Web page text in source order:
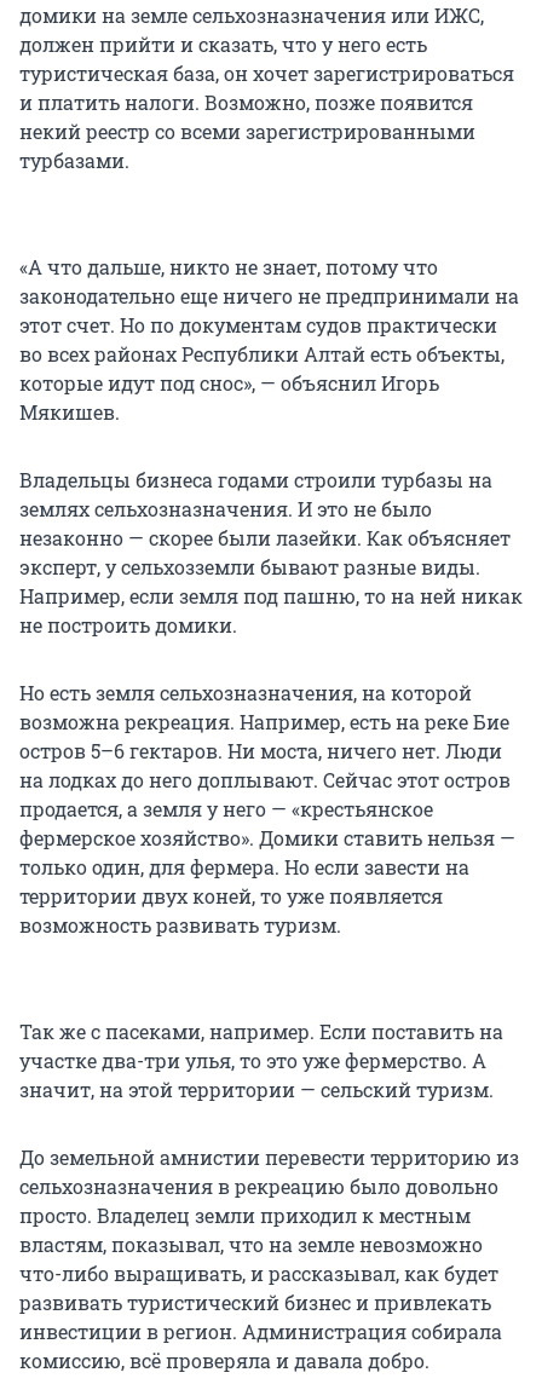
домики на земле сельхозназначения или ИЖС,
должен прийти и сказать, что у него есть
туристическая база, он хочет зарегистрироваться
и платить налоги. Возможно, позже появится
некий реестр со всеми зарегистрированными
турбазами.
«А что дальше, никто не знает, потому что
законодательно еще ничего не предпринимали на
этот счет. Но по документам судов практически
во всех районах Республики Алтай есть объекты,
которые идут под снос», — объяснил Игорь
Мякишев.
Владельцы бизнеса годами строили турбазы на
землях сельхозназначения. И это не было
незаконно — скорее были лазейки. Как объясняет
эксперт, у сельхозземли бывают разные виды.
Например, если земля под пашню, то на ней никак
не построить домики.
Но есть земля сельхозназначения, на которой
возможна рекреация. Например, есть на реке Бие
остров 5–6 гектаров. Ни моста, ничего нет. Люди
на лодках до него доплывают. Сейчас этот остров
продается, а земля у него — «крестьянское
фермерское хозяйство». Домики ставить нельзя —
только один, для фермера. Но если завести на
территории двух коней, то уже появляется
возможность развивать туризм.
Так же с пасеками, например. Если поставить на
участке два-три улья, то это уже фермерство. А
значит, на этой территории — сельский туризм.
До земельной амнистии перевести территорию из
сельхозназначения в рекреацию было довольно
просто. Владелец земли приходил к местным
властям, показывал, что на земле невозможно
что-либо выращивать, и рассказывал, как будет
развивать туристический бизнес и привлекать
инвестиции в регион. Администрация собирала
комиссию, всё проверяла и давала добро.